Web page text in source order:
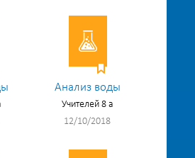
Анализ воды
Учителей 8 а
12/10/2018